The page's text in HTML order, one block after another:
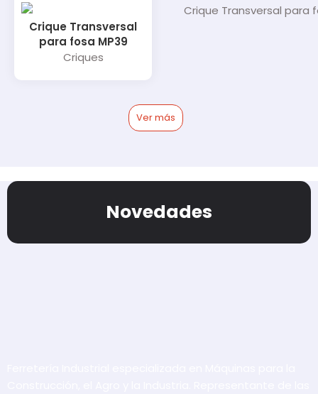
Crique Transversal
para fosa MP39
Criques
Ver más
Novedades